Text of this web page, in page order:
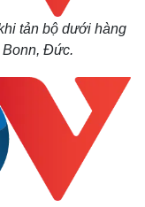
tản bộ dưới hàng
Bonn, Đức.